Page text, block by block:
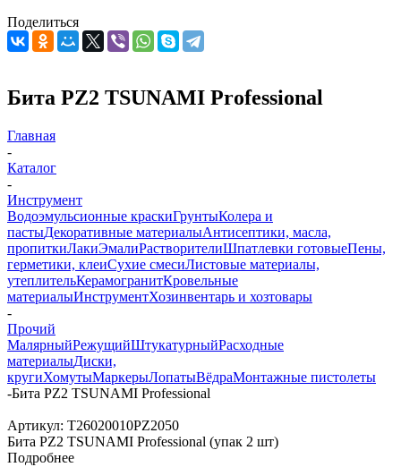
Поделиться
Бита PZ2 TSUNAMI Professional
Главная
-
Каталог
-
Инструмент
Водоэмульсионные краскиГрунтыКолера и
пастыДекоративные материалыАнтисептики, масла,
пропиткиЛакиЭмалиРастворителиШпатлевки готовыеПены,
герметики, клеиСухие смесиЛистовые материалы,
утеплительКерамогранитКровельные
материалыИнструментХозинвентарь и хозтовары
-
Прочий
МалярныйРежущийШтукатурныйРасходные
материалыДиски,
кругиХомутыМаркерыЛопатыВёдраМонтажные пистолеты
-Бита PZ2 TSUNAMI Professional
Артикул: T26020010PZ2050
Бита PZ2 TSUNAMI Professional (упак 2 шт)
Подробнее